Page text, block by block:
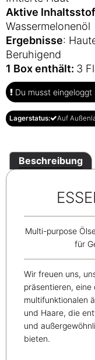
Aktive
Wassermelonenöl
Ergebnisse:
Beruhigend
1 Box enthält: 3
Du musst
Lagerstatus: Auf
Beschreibung
Multi-purpose
für
Wir freuen uns,
präsentieren, eine
multifunktionalen
und Haare, die
und
bieten.